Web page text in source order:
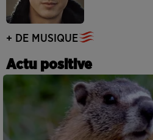
+ DE MUSIQUE
Actu positive